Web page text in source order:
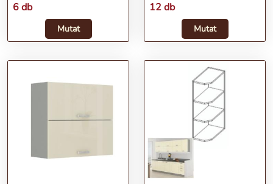
6 db
Mutat
12 db
Mutat